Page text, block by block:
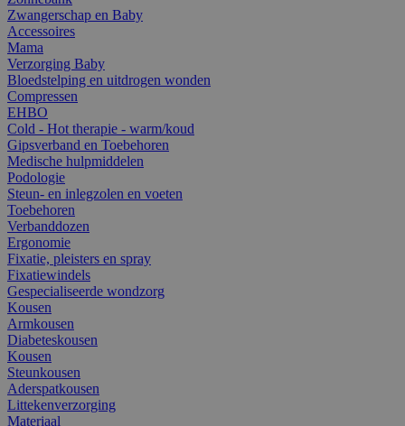
Zwangerschap en Baby
Accessoires
Mama
Verzorging Baby
Bloedstelping en uitdrogen wonden
Compressen
EHBO
Cold - Hot therapie - warm/koud
Gipsverband en Toebehoren
Medische hulpmiddelen
Podologie
Steun- en inlegzolen en voeten
Toebehoren
Verbanddozen
Ergonomie
Fixatie, pleisters en spray
Fixatiewindels
Gespecialiseerde wondzorg
Kousen
Armkousen
Diabeteskousen
Kousen
Steunkousen
Aderspatkousen
Littekenverzorging
Materiaal